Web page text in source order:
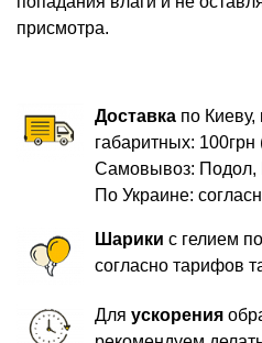
присмотра.
Доставка по
габаритных: 100грн
Самовывоз: Подол,
По Украине:
Шарики с гелием
согласно тарифов
Дляускорения